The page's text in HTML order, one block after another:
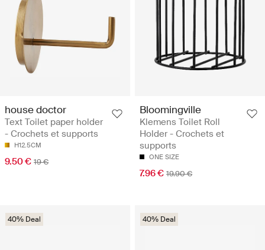
house doctor
Text Toilet paper holder
- Crochets et supports
H12.5CM
9.50 € 19 €
Bloomingville
Klemens Toilet Roll
Holder - Crochets et
supports
ONE SIZE
7.96 € 19.90 €
40% Deal 40% Deal